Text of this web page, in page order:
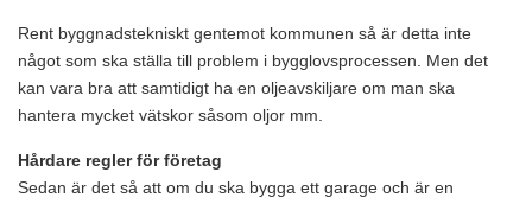
Rent byggnadstekniskt gentemot kommunen så är detta inte
något som ska ställa till problem i bygglovsprocessen. Men det
kan vara bra att samtidigt ha en oljeavskiljare om man ska
hantera mycket vätskor såsom oljor mm.
Hårdare regler för företag
Sedan är det så att om du ska bygga ett garage och är en